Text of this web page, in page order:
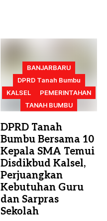
BANJARBARU
DPRD Tanah Bumbu
KALSEL
PEMERINTAHAN
TANAH BUMBU
DPRD Tanah
Bumbu Bersama 10
Kepala SMA Temui
Disdikbud Kalsel,
Perjuangkan
Kebutuhan Guru
dan Sarpras
Sekolah